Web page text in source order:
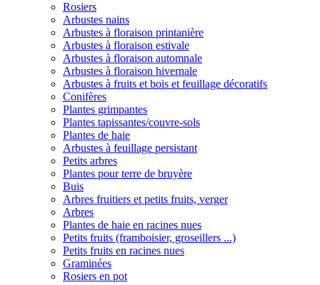
Rosiers
Arbustes nains
Arbustes à floraison printanière
Arbustes à floraison estivale
Arbustes à floraison automnale
Arbustes à floraison hivernale
Arbustes à fruits et bois et feuillage décoratifs
Conifères
Plantes grimpantes
Plantes tapissantes/couvre-sols
Plantes de haie
Arbustes à feuillage persistant
Petits arbres
Plantes pour terre de bruyère
Buis
Arbres fruitiers et petits fruits, verger
Arbres
Plantes de haie en racines nues
Petits fruits (framboisier, groseillers ...)
Petits fruits en racines nues
Graminées
Rosiers en pot